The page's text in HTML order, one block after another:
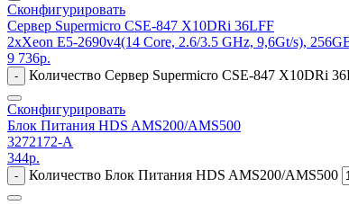
Сконфигурировать
Сервер Supermicro CSE-847 X10DRi 36LFF
2xXeon E5-2690v4(14 Core, 2.6/3.5 GHz, 9,6Gt/s),
9 736р.
- Количество Сервер Supermicro CSE-847 X10DRi
Сконфигурировать
Блок Питания HDS AMS200/AMS500
3272172-A
344р.
- Количество Блок Питания HDS AMS200/AMS500